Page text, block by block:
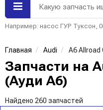
Какую запчасть
Например: насос ГУР Туксон,
Главная Audi A6 Allroad
Запчасти на
(Ауди А6)
Найдено 260 запчастей